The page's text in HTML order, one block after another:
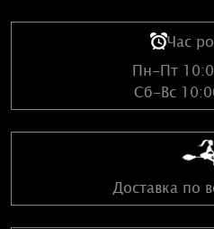
Час
Пн-Пт
Сб-Вс
Доставка по